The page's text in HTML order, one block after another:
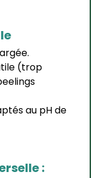
(trop
au pH de
: